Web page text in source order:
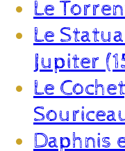
Le
Le
Jupiter
Le
Daphnis